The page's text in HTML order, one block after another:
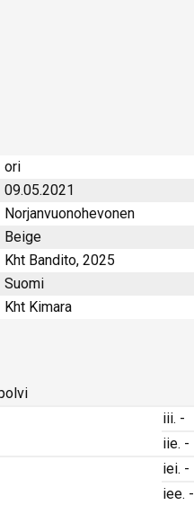
ori
09.05.2021
Norjanvuonohevonen
Beige
Kht Bandito, 2025
Suomi
Kht Kimara
iii. -
iie. -
iei. -
iee. -